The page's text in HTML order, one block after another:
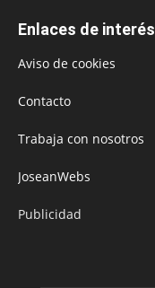
Enlaces de interés
Aviso de cookies
Contacto
Trabaja con nosotros
JoseanWebs
Publicidad